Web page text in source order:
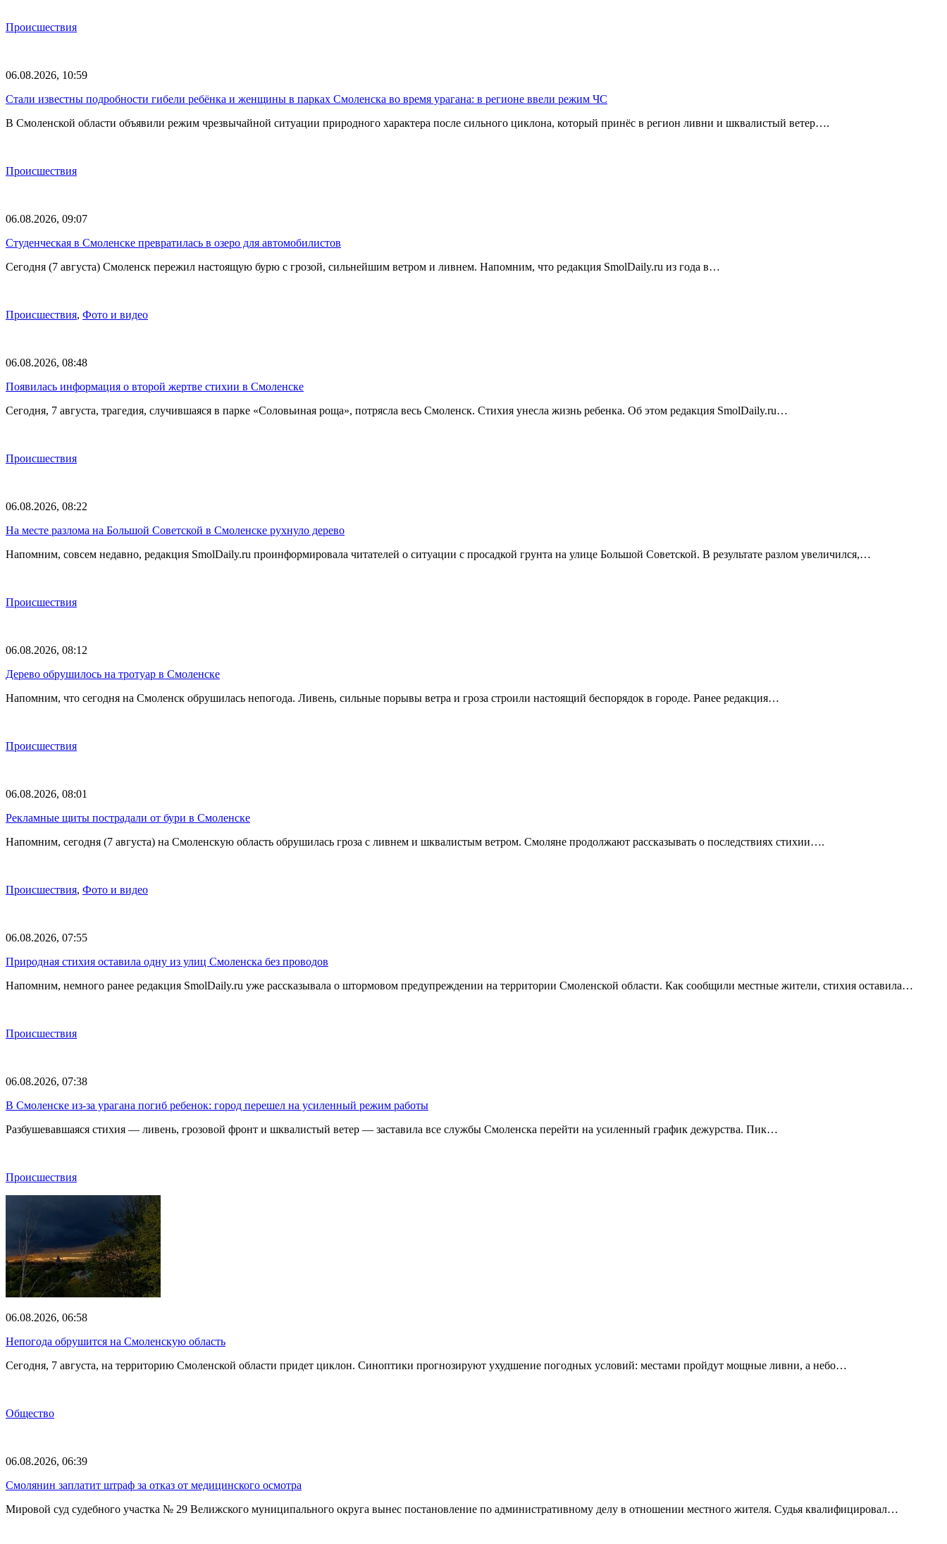
Происшествия
06.08.2026, 10:59
Стали известны подробности гибели ребёнка и женщины в парках Смоленска во время урагана: в регионе ввели режим ЧС
В Смоленской области объявили режим чрезвычайной ситуации природного характера после сильного циклона, который принёс в регион ливни и шквалистый ветер….
Происшествия
06.08.2026, 09:07
Студенческая в Смоленске превратилась в озеро для автомобилистов
Сегодня (7 августа) Смоленск пережил настоящую бурю с грозой, сильнейшим ветром и ливнем. Напомним, что редакция SmolDaily.ru из года в…
Происшествия, Фото и видео
06.08.2026, 08:48
Появилась информация о второй жертве стихии в Смоленске
Сегодня, 7 августа, трагедия, случившаяся в парке «Соловьиная роща», потрясла весь Смоленск. Стихия унесла жизнь ребенка. Об этом редакция SmolDaily.ru…
Происшествия
06.08.2026, 08:22
На месте разлома на Большой Советской в Смоленске рухнуло дерево
Напомним, совсем недавно, редакция SmolDaily.ru проинформировала читателей о ситуации с просадкой грунта на улице Большой Советской. В результате разлом увеличился,…
Происшествия
06.08.2026, 08:12
Дерево обрушилось на тротуар в Смоленске
Напомним, что сегодня на Смоленск обрушилась непогода. Ливень, сильные порывы ветра и гроза строили настоящий беспорядок в городе. Ранее редакция…
Происшествия
06.08.2026, 08:01
Рекламные щиты пострадали от бури в Смоленске
Напомним, сегодня (7 августа) на Смоленскую область обрушилась гроза с ливнем и шквалистым ветром. Смоляне продолжают рассказывать о последствиях стихии….
Происшествия, Фото и видео
06.08.2026, 07:55
Природная стихия оставила одну из улиц Смоленска без проводов
Напомним, немного ранее редакция SmolDaily.ru уже рассказывала о штормовом предупреждении на территории Смоленской области. Как сообщили местные жители, стихия оставила…
Происшествия
06.08.2026, 07:38
В Смоленске из-за урагана погиб ребенок: город перешел на усиленный режим работы
Разбушевавшаяся стихия — ливень, грозовой фронт и шквалистый ветер — заставила все службы Смоленска перейти на усиленный график дежурства. Пик…
Происшествия
06.08.2026, 06:58
Непогода обрушится на Смоленскую область
Сегодня, 7 августа, на территорию Смоленской области придет циклон. Синоптики прогнозируют ухудшение погодных условий: местами пройдут мощные ливни, а небо…
Общество
06.08.2026, 06:39
Смолянин заплатит штраф за отказ от медицинского осмотра
Мировой суд судебного участка № 29 Велижского муниципального округа вынес постановление по административному делу в отношении местного жителя. Судья квалифицировал…